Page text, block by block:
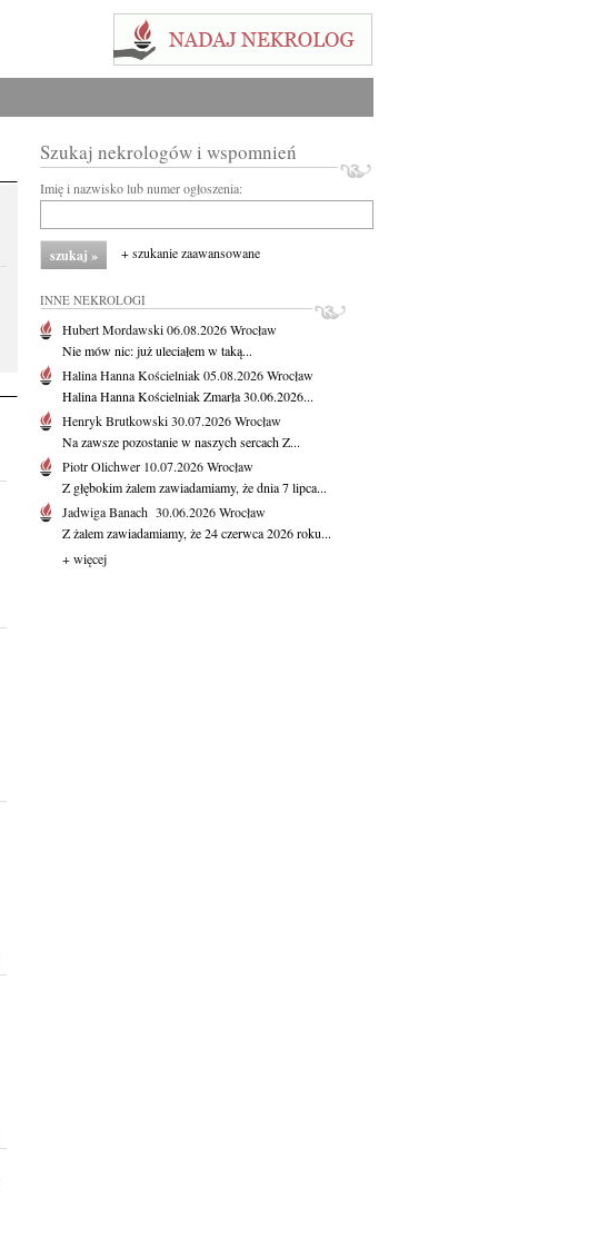
Szukaj nekrologów i wspomnień
Imię i nazwisko lub numer ogłoszenia:
+ szukanie zaawansowane
INNE NEKROLOGI
Hubert Mordawski06.08.2026Wrocław
Nie mów nic: już uleciałem w taką...
Halina Hanna Kościelniak05.08.2026Wrocław
Halina Hanna Kościelniak Zmarła 30.06.2026...
Henryk Brutkowski30.07.2026Wrocław
Na zawsze pozostanie w naszych sercach Z...
Piotr Olichwer 10.07.2026Wrocław
Z głębokim żalem zawiadamiamy, że dnia 7 lipca...
Jadwiga Banach 30.06.2026Wrocław
Z żalem zawiadamiamy, że 24 czerwca 2026 roku...
+ więcej